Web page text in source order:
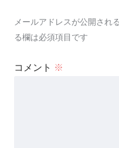
メールアドレスが公開され
る欄は必須項目です
コメント ※